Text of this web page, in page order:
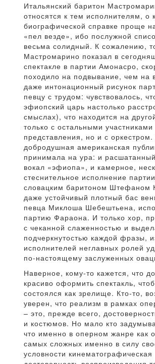
Итальянский баритон
относятся к тем исполнителям, о
биографической справке проще
«пел везде», ибо послужной
весьма солидный. К сожалению,
Мастромарино показал в
спектакле в партии Амонасро,
походило на подвывание, чем на
даже интонационный рисунок
певцу с трудом: чувствовалось,
эфиопский царь настолько
смыслах), что находится на
только с остальными участниками
представления, но и с
добродушная американская
принимала на ура: и
вокал «эфиопа», и камерное,
стеснительное исполнение
словацким баритоном Штефаном
даже устойчивый плотный бас
певца Миклоша Шебештьена,
партию Фараона. И только хор,
с чеканной слаженностью и
подчеркнутостью каждой фразы,
исполнителей неглавных ролей
по-настоящему заслуженных
Наверное, кому-то кажется, что
красиво оформить спектакль,
состоялся как зрелище. Кто-то,
уверен, что реализм в рамках
– это, прежде всего,
и костюмов. Но мало кто
что именно в оперном жанре как
самых сложных именно в силу
условности кинематографическая